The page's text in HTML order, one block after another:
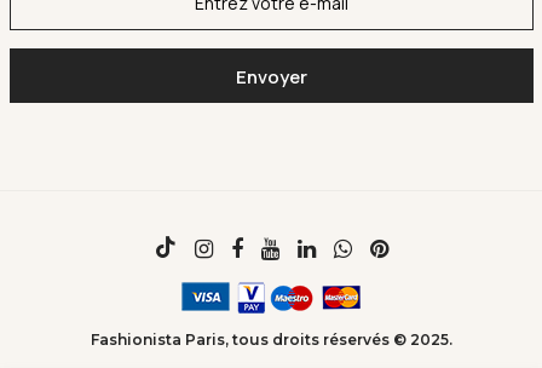
Fashionista Paris, tous droits réservés © 2025.